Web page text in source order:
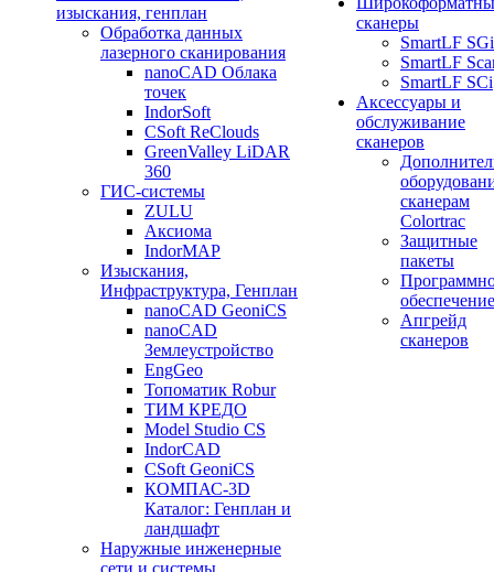
изыскания, генплан
Обработка данных
лазерного сканирования
nanoCAD Облака
точек
IndorSoft
CSoft ReClouds
GreenValley LiDAR
360
ГИС-системы
ZULU
Аксиома
IndorMAP
Изыскания,
Инфраструктура, Генплан
nanoCAD GeoniCS
nanoCAD
Землеустройство
EngGeo
Топоматик Robur
ТИМ КРЕДО
Model Studio CS
IndorCAD
CSoft GeoniCS
КОМПАС-3D
Каталог: Генплан и
ландшафт
Наружные инженерные
сети и системы
сканеры
SmartLF SGi
SmartLF
SmartLF SCi
Аксессуары и
обслуживание
сканеров
сканерам
Colortrac
Защитные
пакеты
обеспечение
Апгрейд
сканеров